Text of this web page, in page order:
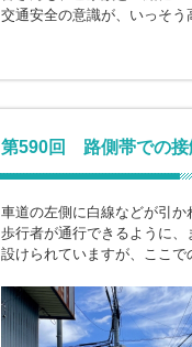
交通安全の意識が、いっそう
第590回 路側帯での接
車道の左側に白線などが引か
歩行者が通行できるように、
設けられていますが、ここで